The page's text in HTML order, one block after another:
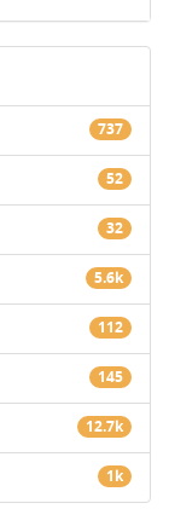
737
52
32
5.6k
112
145
12.7k
1k